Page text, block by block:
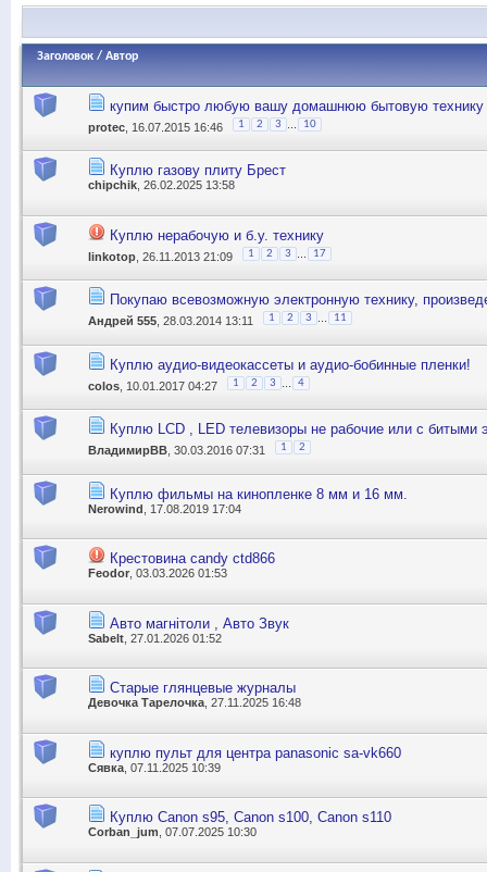
Заголовок / Автор
купим быстро любую вашу домашнюю бытовую технику
protec , 16.07.2015 16:46 1 2 3 10
Куплю газову плиту Брест
chipchik, 26.02.2025 13:58
Куплю нерабочую и б.у. технику
linkotop , 26.11.2013 21:09 1 2 3 17
Покупаю всевозможную электронную технику,
Андрей 555 , 28.03.2014 13:11 1 2 3 11
Куплю аудио-видеокассеты и аудио-бобинные пленки!
colos , 10.01.2017 04:27 1 2 3 4
Куплю LCD , LED телевизоры не рабочие или с битыми
ВладимирВВ , 30.03.2016 07:31 1 2
Куплю фильмы на кинопленке 8 мм и 16 мм.
Nerowind , 17.08.2019 17:04
Крестовина candy ctd866
Feodor , 03.03.2026 01:53
Авто магнітоли , Авто Звук
Sabelt , 27.01.2026 01:52
Старые глянцевые журналы
Девочка Тарелочка , 27.11.2025 16:48
куплю пульт для центра panasonic sa-vk660
Сявка , 07.11.2025 10:39
Куплю Canon s95, Canon s100, Canon s110
Corban_jum , 07.07.2025 10:30